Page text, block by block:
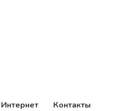
Интернет Контакты